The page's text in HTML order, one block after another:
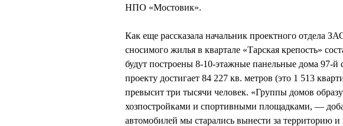
НПО «Мостовик».
Как еще рассказала начальник проектного
сносимого жилья в квартале «Тарская крепость»
будут построены 8-10-этажные панельные дома 97-
проекту достигает 84 227 кв. метров (это 1 513
превысит три тысячи человек. «Группы домов
хозпостройками и спортивными площадками, —
автомобилей мы старались вынести за территорию